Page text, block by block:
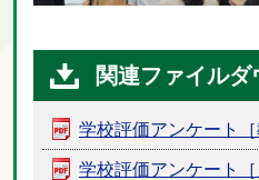
関連ファイルダ
学校評価アンケート
学校評価アンケート
次の月へ